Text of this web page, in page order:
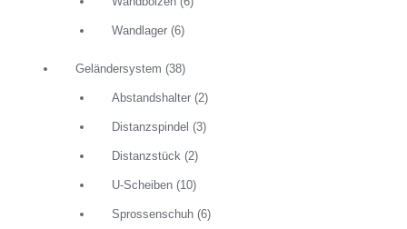
Wandlager (6)
Geländersystem (38)
Abstandshalter (2)
Distanzspindel (3)
Distanzstück (2)
U-Scheiben (10)
Sprossenschuh (6)